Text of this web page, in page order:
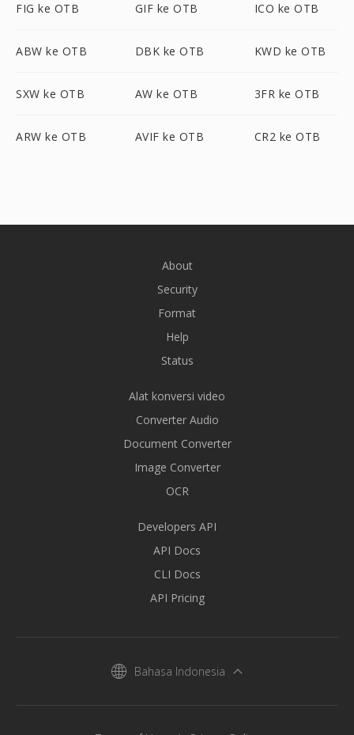
FIG ke OTB GIF ke OTB ICO ke OTB
ABW ke OTB DBK ke OTB KWD ke OTB
SXW ke OTB AW ke OTB 3FR ke OTB
ARW ke OTB AVIF ke OTB CR2 ke OTB
About
Security
Format
Help
Status
Alat konversi video
Converter Audio
Document Converter
Image Converter
OCR
Developers API
API Docs
CLI Docs
API Pricing
Bahasa Indonesia